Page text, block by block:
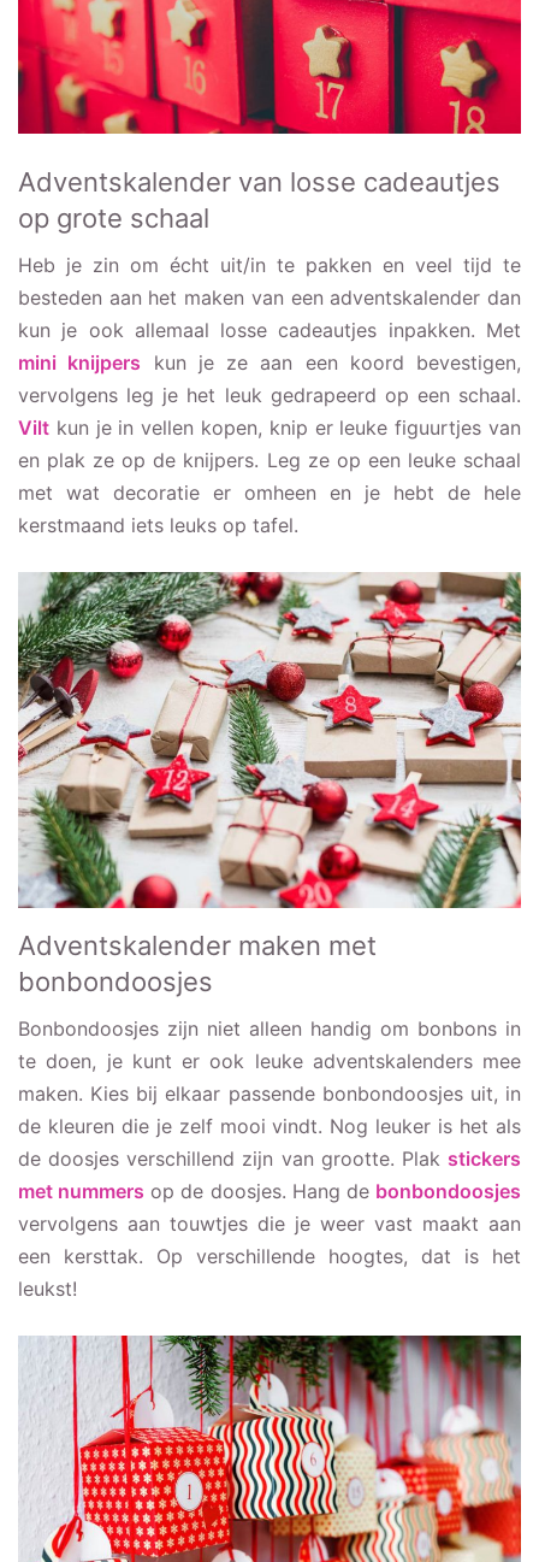
Adventskalender van losse cadeautjes
op grote schaal
Heb je zin om écht uit/in te pakken en veel tijd te
besteden aan het maken van een adventskalender dan
kun je ook allemaal losse cadeautjes inpakken. Met
mini knijpers kun je ze aan een koord bevestigen,
vervolgens leg je het leuk gedrapeerd op een schaal.
Vilt kun je in vellen kopen, knip er leuke figuurtjes van
en plak ze op de knijpers. Leg ze op een leuke schaal
met wat decoratie er omheen en je hebt de hele
kerstmaand iets leuks op tafel.
Adventskalender maken met
bonbondoosjes
Bonbondoosjes zijn niet alleen handig om bonbons in
te doen, je kunt er ook leuke adventskalenders mee
maken. Kies bij elkaar passende bonbondoosjes uit, in
de kleuren die je zelf mooi vindt. Nog leuker is het als
de doosjes verschillend zijn van grootte. Plak stickers
met nummers op de doosjes. Hang de bonbondoosjes
vervolgens aan touwtjes die je weer vast maakt aan
een kersttak. Op verschillende hoogtes, dat is het
leukst!